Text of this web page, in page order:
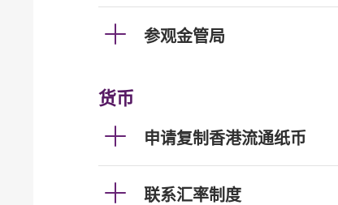
参观金管局
货币
申请复制香港流通纸币
联系汇率制度